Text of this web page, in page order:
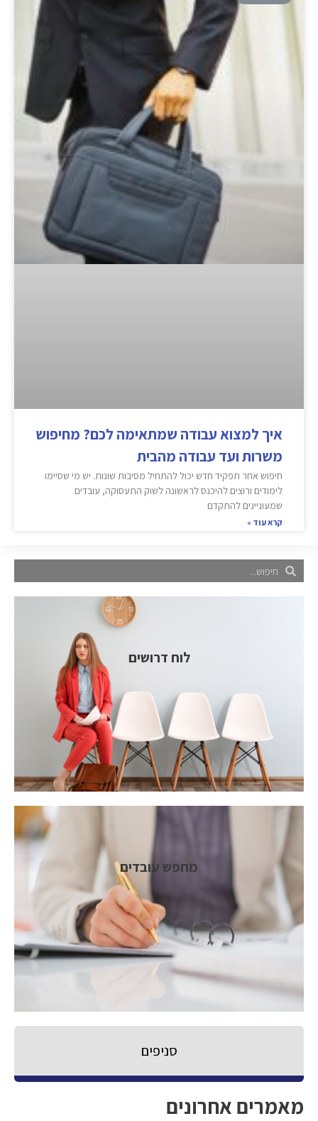
איך למצוא עבודה שמתאימה לכם? מחיפוש
משרות ועד עבודה מהבית
חיפוש אחר תפקיד חדש יכול להתחיל מסיבות שונות. יש מי שסיימו
לימודים ורוצים להיכנס לראשונה לשוק התעסוקה, עובדים
שמעוניינים להתקדם
קרא עוד »
לוח דרושים
מחפש עובדים
סניפים
מאמרים אחרונים